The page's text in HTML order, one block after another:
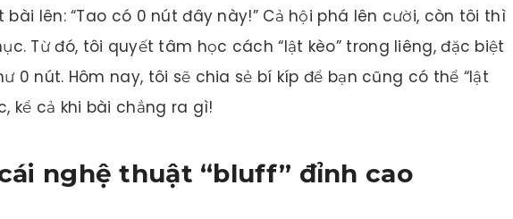
bài lên: “Tao có 0 nút đây này!” Cả hội phá lên cười, còn tôi thì
Từ đó, tôi quyết tâm học cách “lật kèo” trong liêng, đặc biệt
0 nút. Hôm nay, tôi sẽ chia sẻ bí kíp để bạn cũng có thể “lật
kể cả khi bài chẳng ra gì!
nghệ thuật “bluff” đỉnh cao